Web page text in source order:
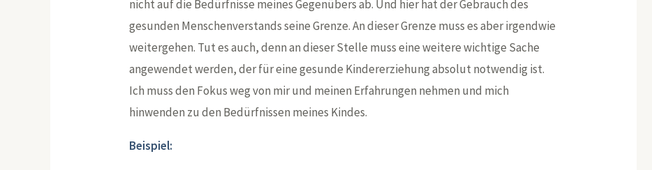
nicht auf die Bedürfnisse meines Gegenübers ab. Und hier hat der Gebrauch des
gesunden Menschenverstands seine Grenze. An dieser Grenze muss es aber irgendwie
weitergehen. Tut es auch, denn an dieser Stelle muss eine weitere wichtige Sache
angewendet werden, der für eine gesunde Kindererziehung absolut notwendig ist.
Ich muss den Fokus weg von mir und meinen Erfahrungen nehmen und mich
hinwenden zu den Bedürfnissen meines Kindes.
Beispiel: